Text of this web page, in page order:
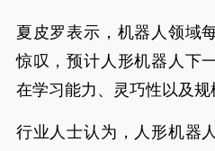
夏皮罗表示，机器人领域
惊叹，预计人形机器人下
在学习能力、灵巧性以及规
行业人士认为，人形机器